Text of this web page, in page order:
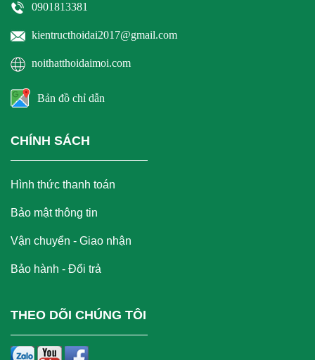
0901813381
kientructhoidai2017@gmail.com
noithatthoidaimoi.com
Bản đồ chỉ dẫn
CHÍNH SÁCH
Hình thức thanh toán
Bảo mật thông tin
Vận chuyển - Giao nhận
Bảo hành - Đổi trả
THEO DÕI CHÚNG TÔI